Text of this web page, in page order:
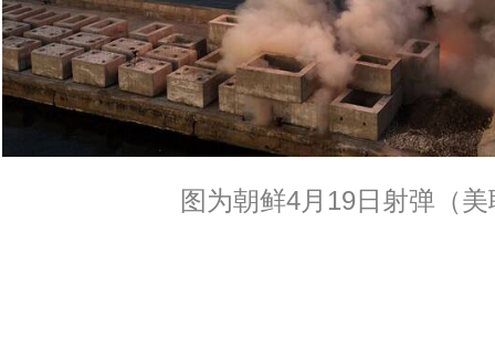
图为朝鲜4月19日射弹（